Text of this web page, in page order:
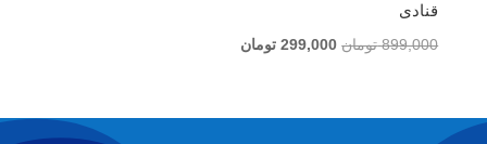
قنادی
899,000 تومان قیمت
بود.
299,000 تومانقیمت
است.